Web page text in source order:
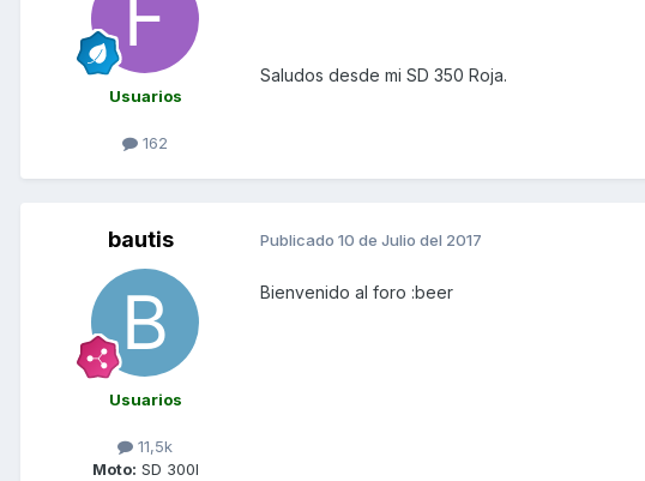
Usuarios
162
Saludos desde mi SD 350 Roja.
bautis
Usuarios
11,5k
Moto: SD 300I
Publicado 10 de Julio del 2017
Bienvenido al foro :beer